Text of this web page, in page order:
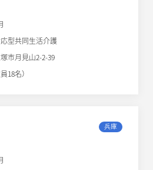
型共同生活介護
市月見山2-2-39
18名）
兵庫